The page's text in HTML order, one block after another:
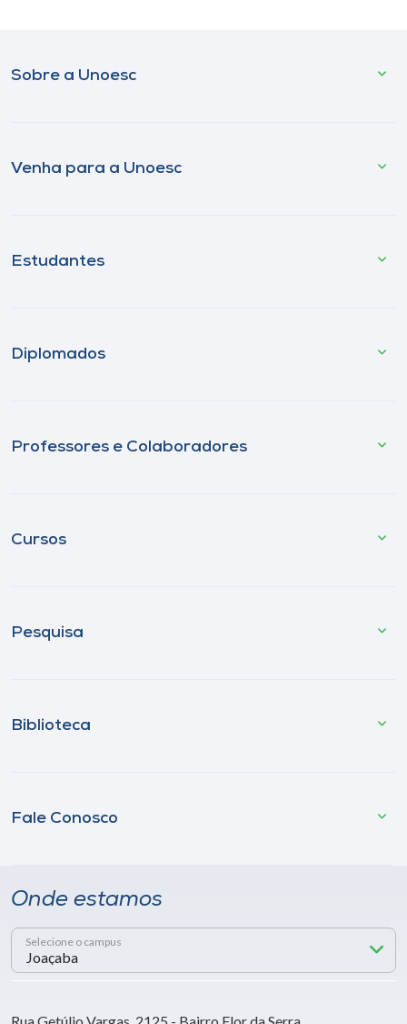
Sobre a Unoesc
Venha para a Unoesc
Estudantes
Diplomados
Professores e Colaboradores
Cursos
Pesquisa
Biblioteca
Fale Conosco
Onde estamos
Selecione o campus